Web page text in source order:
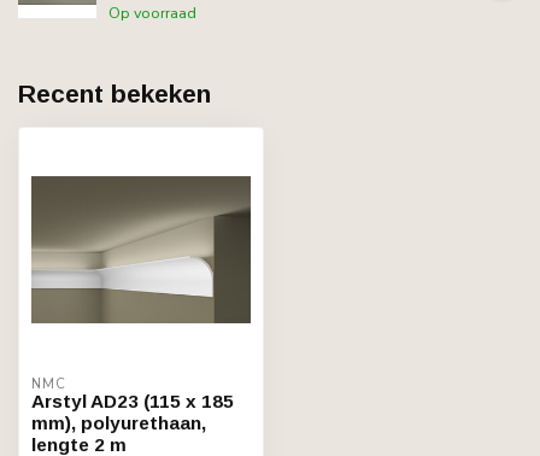
Op voorraad
Recent bekeken
NMC
Arstyl AD23 (115 x 185
mm), polyurethaan,
lengte 2 m